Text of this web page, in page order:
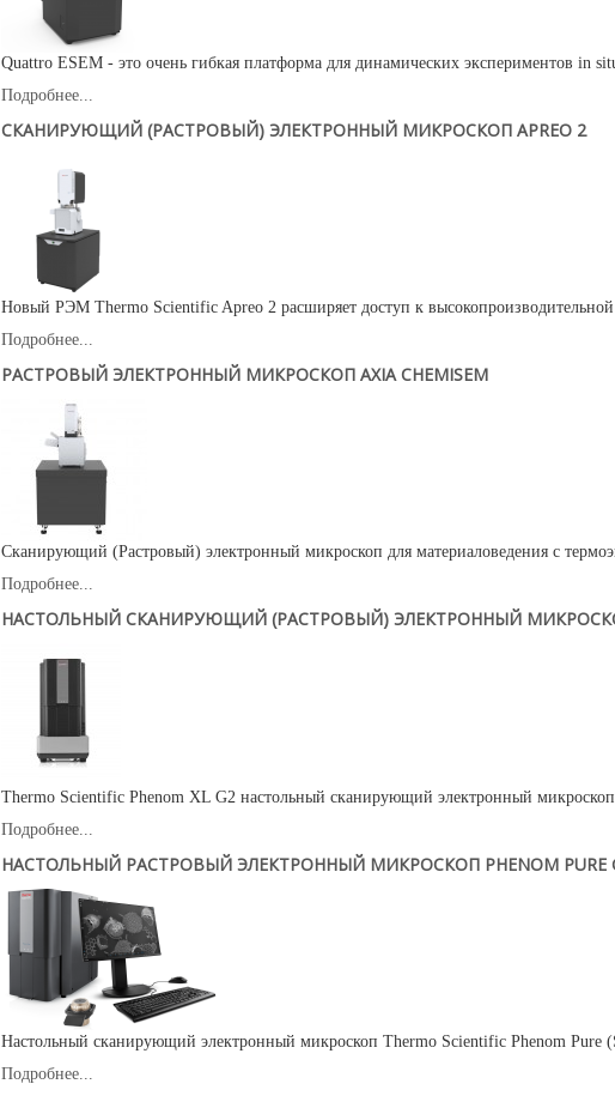
Quattro ESEM - это очень гибкая платформа для динамических экспериментов in
Подробнее...
СКАНИРУЮЩИЙ (РАСТРОВЫЙ) ЭЛЕКТРОННЫЙ МИКРОСКОП APREO 2
Новый РЭМ Thermo Scientific Apreo 2 расширяет доступ к
Подробнее...
РАСТРОВЫЙ ЭЛЕКТРОННЫЙ МИКРОСКОП AXIA CHEMISEM
Сканирующий (Растровый) электронный микроскоп для материаловедения с
Подробнее...
НАСТОЛЬНЫЙ СКАНИРУЮЩИЙ (РАСТРОВЫЙ) ЭЛЕКТРОННЫЙ
Thermo Scientific Phenom XL G2 настольный сканирующий электронный
Подробнее...
НАСТОЛЬНЫЙ РАСТРОВЫЙ ЭЛЕКТРОННЫЙ МИКРОСКОП PHENOM PURE
Настольный сканирующий электронный микроскоп Thermo Scientific Phenom Pure
Подробнее...